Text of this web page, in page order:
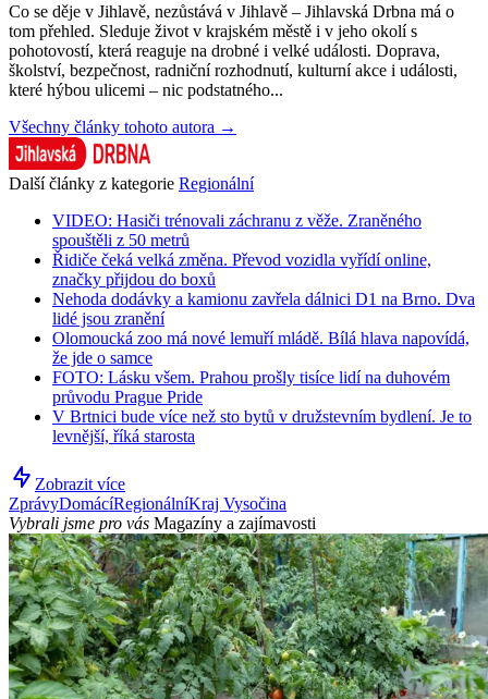
Co se děje v Jihlavě, nezůstává v Jihlavě – Jihlavská Drbna má o
tom přehled. Sleduje život v krajském městě i v jeho okolí s
pohotovostí, která reaguje na drobné i velké události. Doprava,
školství, bezpečnost, radniční rozhodnutí, kulturní akce i události,
které hýbou ulicemi – nic podstatného...
Všechny články tohoto autora →
Další články z kategorie Regionální
VIDEO: Hasiči trénovali záchranu z věže. Zraněného
spouštěli z 50 metrů
Řidiče čeká velká změna. Převod vozidla vyřídí online,
značky přijdou do boxů
Nehoda dodávky a kamionu zavřela dálnici D1 na Brno. Dva
lidé jsou zranění
Olomoucká zoo má nové lemuří mládě. Bílá hlava napovídá,
že jde o samce
FOTO: Lásku všem. Prahou prošly tisíce lidí na duhovém
průvodu Prague Pride
V Brtnici bude více než sto bytů v družstevním bydlení. Je to
levnější, říká starosta
Zobrazit více
ZprávyDomácíRegionálníKraj Vysočina
Vybrali jsme pro vás Magazíny a zajímavosti